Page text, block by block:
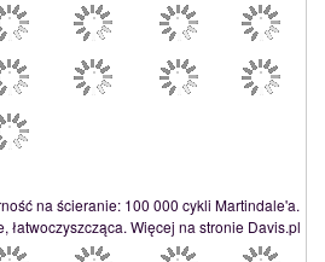
na ścieranie: 100 000 cykli Martindale'a.
łatwoczyszcząca. Więcej na stronie Davis.pl